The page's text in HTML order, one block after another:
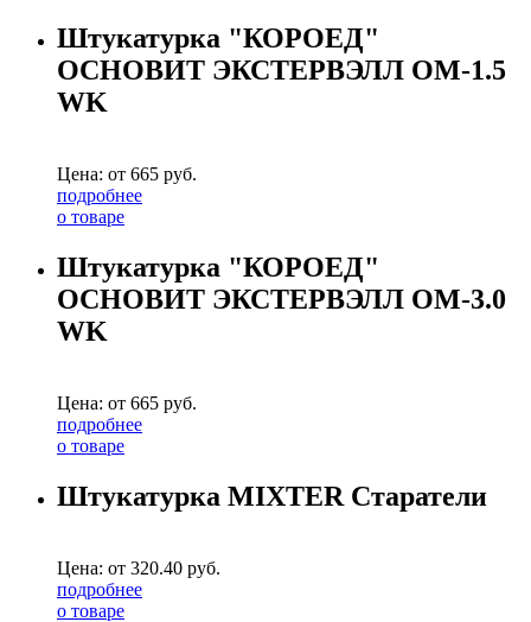
Штукатурка "КОРОЕД"
ОСНОВИТ ЭКСТЕРВЭЛЛ OM-1.5
WK
Цена: от 665 руб.
подробнее
о товаре
Штукатурка "КОРОЕД"
ОСНОВИТ ЭКСТЕРВЭЛЛ OM-3.0
WK
Цена: от 665 руб.
подробнее
о товаре
Штукатурка MIXTER Старатели
Цена: от 320.40 руб.
подробнее
о товаре